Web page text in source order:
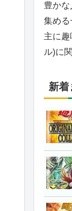
豊か
集める
主に
ル)に
新着